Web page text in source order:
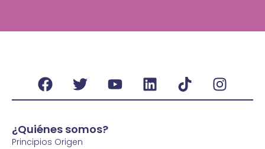
¿Quiénes somos?
Principios Origen